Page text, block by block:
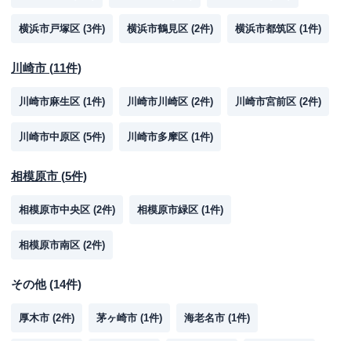
横浜市戸塚区 (3件) 横浜市鶴見区 (2件) 横浜市都筑区 (1件)
川崎市 (11件)
川崎市麻生区 (1件) 川崎市川崎区 (2件) 川崎市宮前区 (2件)
川崎市中原区 (5件) 川崎市多摩区 (1件)
相模原市 (5件)
相模原市中央区 (2件) 相模原市緑区 (1件)
相模原市南区 (2件)
その他(14件)
厚木市 (2件) 茅ヶ崎市 (1件) 海老名市 (1件)